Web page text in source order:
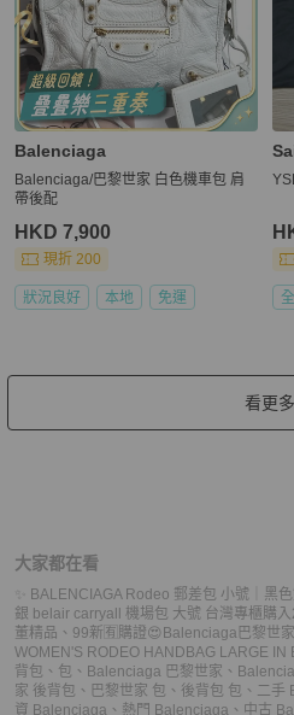
Balenciaga
Balenciaga/巴黎世家 白色機車包 肩
帶後配
HKD 7,900
現折 200
狀況良好 本地 免運
看更多
大家都在看
✨ BALENCIAGA Rodeo 郵差包 小號｜黑
銀 belair carryall 機場包 大號 台灣專櫃購
董精品 、 99新🈶購證😍Balenciaga巴黎世
WOMEN'S RODEO HANDBAG LARGE IN
背包 、 包 、 Balenciaga 巴黎世家 、
家 後背包 、 巴黎世家 包 、 後背包 包 、 二手
資 Balenciaga 、 熱門 Balenciaga 、 中古